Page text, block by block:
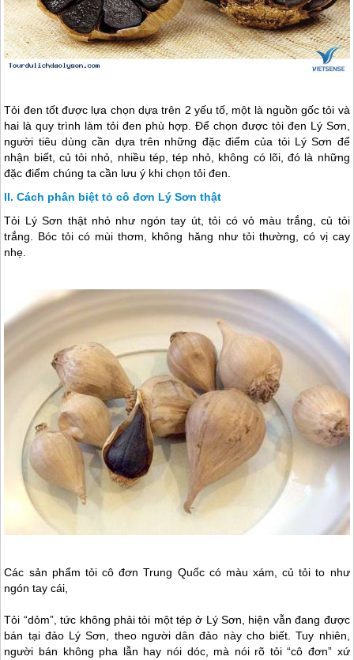
Tỏi đen tốt được lựa chọn dựa trên 2 yếu tố, một là nguồn gốc tỏi và
hai là quy trình làm tỏi đen phù hợp. Để chọn được tỏi đen Lý Sơn
người tiêu dùng cần dựa trên những đặc điểm của tỏi Lý Sơn để
nhận biết, củ tỏi nhỏ, nhiều tép, tép nhỏ, không có lõi, đó là những
đặc điểm chúng ta cần lưu ý khi chọn tỏi đen.
Cách phân biệt tỏ cô đơn Lý Sơn thật
Tỏi Lý Sơn thật nhỏ như ngón tay út, tỏi có vỏ màu trắng, củ tỏi
trắng. Bóc tỏi có mùi thơm, không hăng như tỏi thường, có vị cay
nhẹ.
Các sản phẩm tỏi cô đơn Trung Quốc có màu xám, củ tỏi to như
ngón tay cái,
Tỏi “dỏm”, tức không phải tỏi một tép ở Lý Sơn, hiện vẫn đang được
bán tại đảo Lý Sơn, theo người dân đảo này cho biết. Tuy nhiên,
người bán không pha lẫn hay nói dóc, mà nói rõ tỏi “cô đơn” xứ